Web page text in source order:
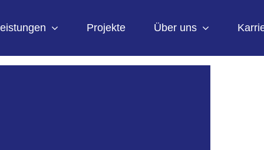
Projekte Über uns